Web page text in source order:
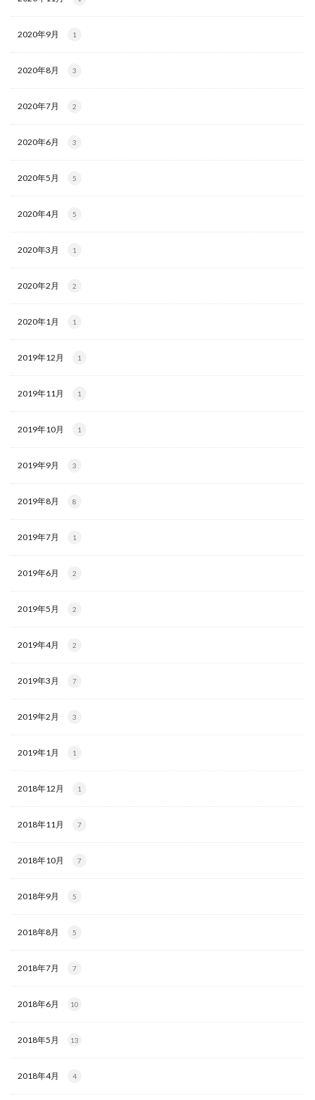
2020年9月 1
2020年8月 3
2020年7月 2
2020年6月 3
2020年5月 5
2020年4月 5
2020年3月 1
2020年2月 2
2020年1月 1
2019年12月 1
2019年11月 1
2019年10月 1
2019年9月 3
2019年8月 8
2019年7月 1
2019年6月 2
2019年5月 2
2019年4月 2
2019年3月 7
2019年2月 3
2019年1月 1
2018年12月 1
2018年11月 7
2018年10月 7
2018年9月 5
2018年8月 5
2018年7月 7
2018年6月 10
2018年5月 13
2018年4月 4